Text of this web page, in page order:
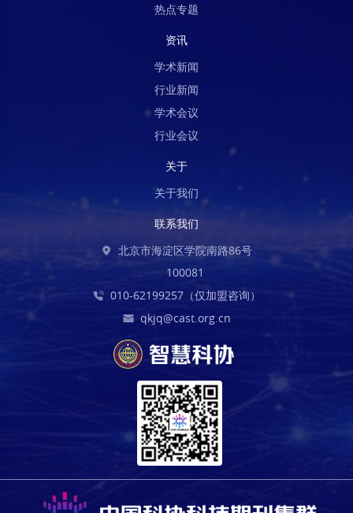
热点专题
资讯
学术新闻
行业新闻
学术会议
行业会议
关于
关于我们
联系我们
北京市海淀区学院南路86号
100081
010-62199257（仅加盟咨询）
qkjq@cast.org.cn